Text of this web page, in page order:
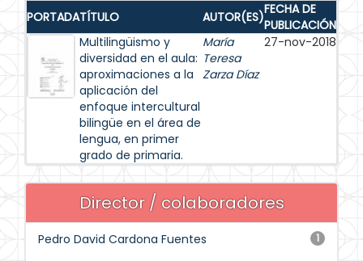
PORTADATÍTULO AUTOR(ES)FECHA DE
PUBLICACIÓN
Multilingüismo y
diversidad en el aula:
aproximaciones a la
aplicación del
enfoque intercultural
bilingüe en el área de
lengua, en primer
grado de primaria.
María
Teresa
Zarza Díaz
27-nov-2018
Director / colaboradores
1
Pedro David Cardona Fuentes